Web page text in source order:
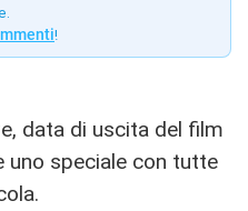
!
data di uscita del film
uno speciale con tutte